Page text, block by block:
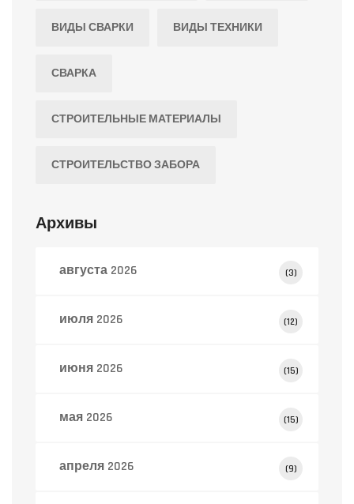
ВИДЫ СВАРКИ ВИДЫ ТЕХНИКИ
СВАРКА
СТРОИТЕЛЬНЫЕ МАТЕРИАЛЫ
СТРОИТЕЛЬСТВО ЗАБОРА
Архивы
августа 2026 (3)
июля 2026 (12)
июня 2026 (15)
мая 2026 (15)
апреля 2026 (9)